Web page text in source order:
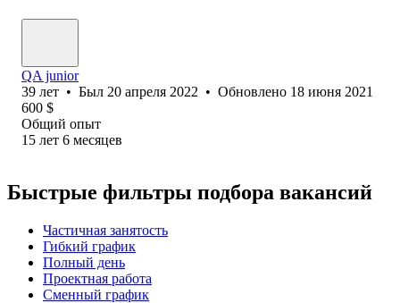
QA junior
39 лет • Был 20 апреля 2022 • Обновлено 18 июня 2021
600 $
Общий опыт
15 лет 6 месяцев
Быстрые фильтры подбора вакансий
Частичная занятость
Гибкий график
Полный день
Проектная работа
Сменный график